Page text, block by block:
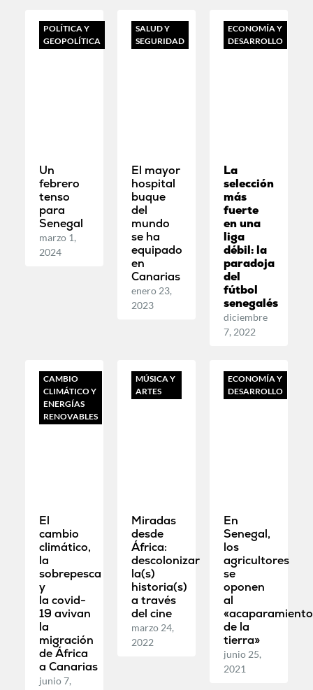
POLÍTICA Y
GEOPOLÍTICA
Un
febrero
tenso
para
Senegal
marzo 1,
2024
SALUD Y
SEGURIDAD
El mayor
hospital
buque
del
mundo
se ha
equipado
en
Canarias
enero 23,
2023
ECONOMÍA Y
DESARROLLO
La
selección
más
fuerte
en una
liga
débil: la
paradoja
del
fútbol
senegalés
diciembre
7, 2022
CAMBIO
CLIMÁTICO Y
ENERGÍAS
RENOVABLES
El
cambio
climático,
la
sobrepesca
y
la covid-
19 avivan
la
migración
de África
a Canarias
junio 7,
MÚSICA Y
ARTES
Miradas
desde
África:
descolonizar
la(s)
historia(s)
a través
del cine
marzo 24,
2022
ECONOMÍA Y
DESARROLLO
En
Senegal,
los
agricultores
se
oponen
al
«acaparamiento
de la
tierra»
junio 25,
2021